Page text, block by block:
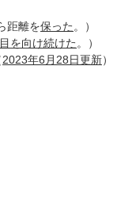
距離を保った 。）
目を向け続けた 。）
2023年6月28日更新）